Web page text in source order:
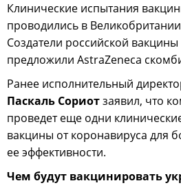
Клинические испытания
проводились в
Создатели российской вакцины
предложили AstraZeneca
Ранее исполнительный
Паскаль Сориотзаявил, что
проведет еще одни
вакцины от коронавируса для
ее эффективности.
Чем будут вакцинировать